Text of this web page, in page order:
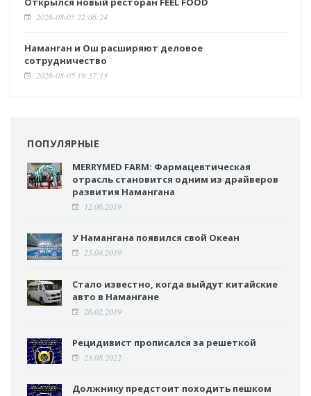
2026-08-05 22:06:24
Наманган и Ош расширяют деловое
сотрудничество
2026-08-05 19:37:13
ПОПУЛЯРНЫЕ
MERRYMED FARM: Фармацевтическая
отрасль становится одним из драйверов
развития Намангана
12.06.2019
У Намангана появился свой Океан
25.04.2019
Стало известно, когда выйдут китайские
авто в Намангане
26.02.2019
Рецидивист прописался за решеткой
23.08.2022
Должнику предстоит походить пешком